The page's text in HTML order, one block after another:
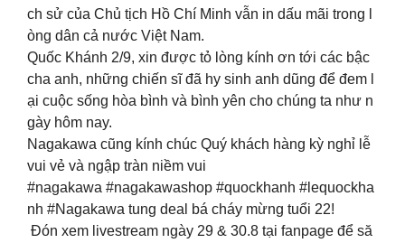
ch sử của Chủ tịch Hồ Chí Minh vẫn in dấu mãi trong l
òng dân cả nước Việt Nam.
Quốc Khánh 2/9, xin được tỏ lòng kính ơn tới các bậc
cha anh, những chiến sĩ đã hy sinh anh dũng để đem l
ại cuộc sống hòa bình và bình yên cho chúng ta như n
gày hôm nay.
Nagakawa cũng kính chúc Quý khách hàng kỳ nghỉ lễ
vui vẻ và ngập tràn niềm vui
#nagakawa #nagakawashop #quockhanh #lequockha
nh #Nagakawa tung deal bá cháy mừng tuổi 22!
Đón xem livestream ngày 29 & 30.8 tại fanpage để să